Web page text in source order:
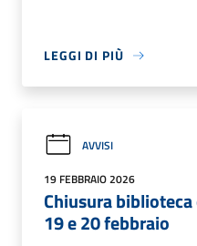
LEGGI DI PIÙ
AVVISI
19 FEBBRAIO 2026
Chiusura
19 e 20 febbraio